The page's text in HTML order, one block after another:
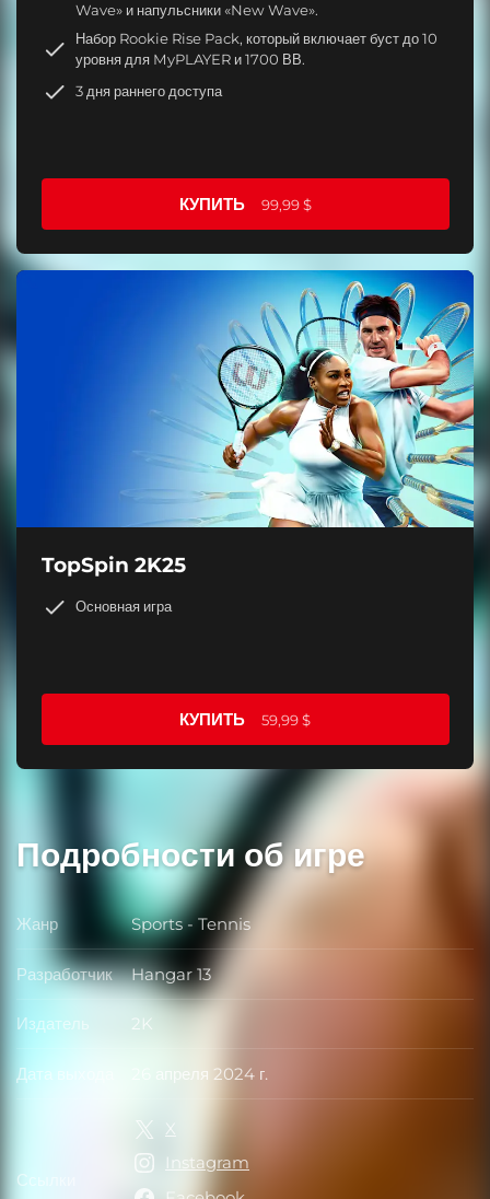
Wave» и напульсники «New Wave».
Набор Rookie Rise Pack, который включает буст до 10
уровня для MyPLAYER и 1700 ВВ.
3 дня раннего доступа
КУПИТЬ 99,99 $
TopSpin 2K25
Основная игра
КУПИТЬ 59,99 $
Подробности об игре
Жанр Жанр
Sports - Tennis
Разработчик Разработчик
Hangar 13
Издатель Издатель
2K
Дата выхода Дата выхода
26 апреля 2024 г.
Ссылки Ссылки
X
Instagram